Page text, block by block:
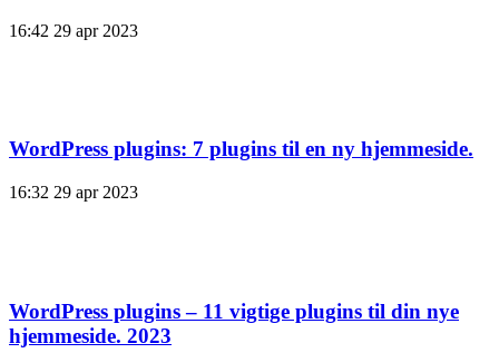
16:42 29 apr 2023
WordPress plugins: 7 plugins til en ny hjemmeside.
16:32 29 apr 2023
WordPress plugins – 11 vigtige plugins til din nye
hjemmeside. 2023